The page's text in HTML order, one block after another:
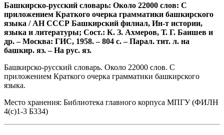
Башкирско-русский словарь: Около 22000 слов: С
приложением Краткого очерка грамматики башкирского
языка / АН СССР Башкирский филиал, Ин-т истории,
языка и литературы; Сост.: К. З. Ахмеров, Т. Г. Баишев и
др. – Москва: ГИС, 1958. – 804 с. – Парал. тит. л. на
башкир. яз. – На рус. яз.
Башкирско-русский словарь. Около 22000 слов. С
приложением Краткого очерка грамматики башкирского
языка.
Место хранения: Библиотека главного корпуса МПГУ (ФИЛН
4(с)1-3 Б334)